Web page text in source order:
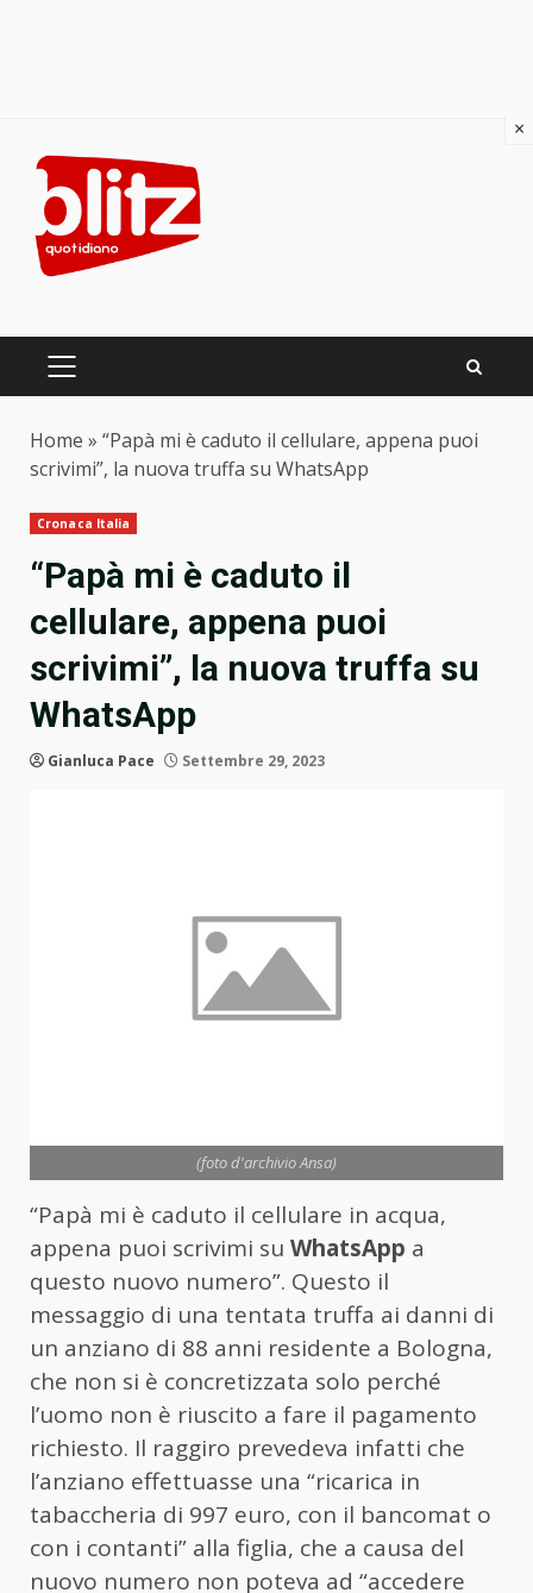
content
PRIMARY
Home » “Papà mi è caduto il cellulare, appena puoi
scrivimi”, la nuova truffa su WhatsApp
Cronaca Italia
“Papà mi è caduto il
cellulare, appena puoi
scrivimi”, la nuova truffa su
WhatsApp
Gianluca Pace Settembre 29, 2023
(foto d'archivio Ansa)
“Papà mi è caduto il cellulare in acqua,
appena puoi scrivimi su WhatsApp a
questo nuovo numero”. Questo il
messaggio di una tentata truffa ai danni di
un anziano di 88 anni residente a Bologna,
che non si è concretizzata solo perché
l’uomo non è riuscito a fare il pagamento
richiesto. Il raggiro prevedeva infatti che
l’anziano effettuasse una “ricarica in
tabaccheria di 997 euro, con il bancomat o
con i contanti” alla figlia, che a causa del
nuovo numero non poteva ad “accedere
×